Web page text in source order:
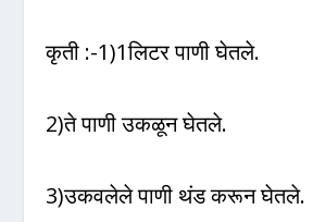
कृती :-1)1लिटर पाणी घेतले.
2)ते पाणी उकळून घेतले.
3)उकवलेले पाणी थंड करून घेतले.